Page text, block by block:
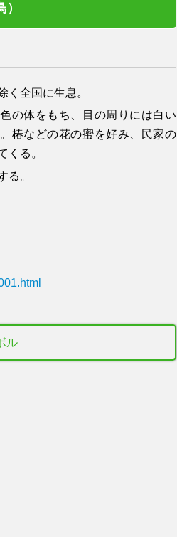
く全国に生息。
の体をもち、目の周りには白い
椿などの花の蜜を好み、民家の
くる。
る。
ル